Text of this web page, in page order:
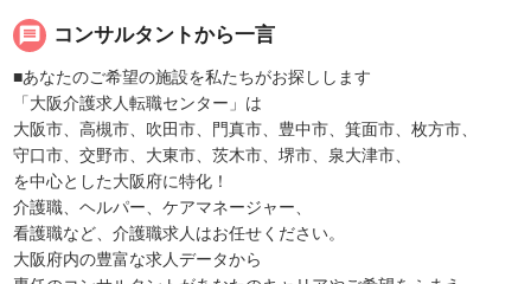
message コンサルタントから一言
■あなたのご希望の施設を私たちがお探しします
「大阪介護求人転職センター」は
大阪市、高槻市、吹田市、門真市、豊中市、箕面市、枚方市、
守口市、交野市、大東市、茨木市、堺市、泉大津市、
を中心とした大阪府に特化！
介護職、ヘルパー、ケアマネージャー、
看護職など、介護職求人はお任せください。
大阪府内の豊富な求人データから